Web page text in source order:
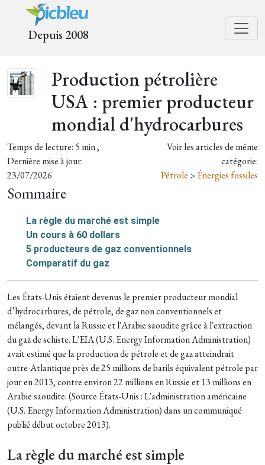
Depuis 2008
Production pétrolière
USA : premier producteur
mondial d'hydrocarbures
Temps de lecture: 5 min ,
Dernière mise à jour:
23/07/2026
Voir les articles de même
catégorie:
Pétrole > Énergies fossiles
Sommaire
La règle du marché est simple
Un cours à 60 dollars
5 producteurs de gaz conventionnels
Comparatif du gaz
Les États-Unis étaient devenus le premier producteur mondial
d’hydrocarbures, de pétrole, de gaz non conventionnels et
mélangés, devant la Russie et l'Arabie saoudite grâce à l'extraction
du gaz de schiste. L'EIA (U.S. Energy Information Administration)
avait estimé que la production de pétrole et de gaz atteindrait
outre-Atlantique près de 25 millions de barils équivalent pétrole par
jour en 2013, contre environ 22 millions en Russie et 13 millions en
Arabie saoudite. (Source États-Unis : L'administration américaine
(U.S. Energy Information Administration) dans un communiqué
publié début octobre 2013).
La règle du marché est simple